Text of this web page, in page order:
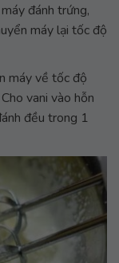
đánh trứng,
máy lại tốc độ
máy về tốc độ
vani vào hỗn
đều trong 1